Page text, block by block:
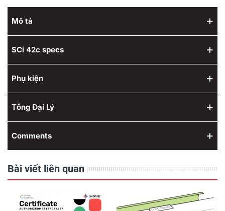
Mô tả
SCi 42c specs
Phụ kiện
Tổng Đại Lý
Comments
Bài viết liên quan